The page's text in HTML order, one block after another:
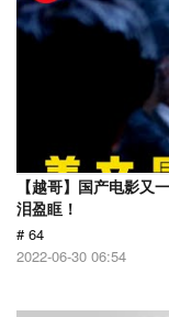
【越哥】国产电影又
泪盈眶！
# 64
2022-06-30 06:54